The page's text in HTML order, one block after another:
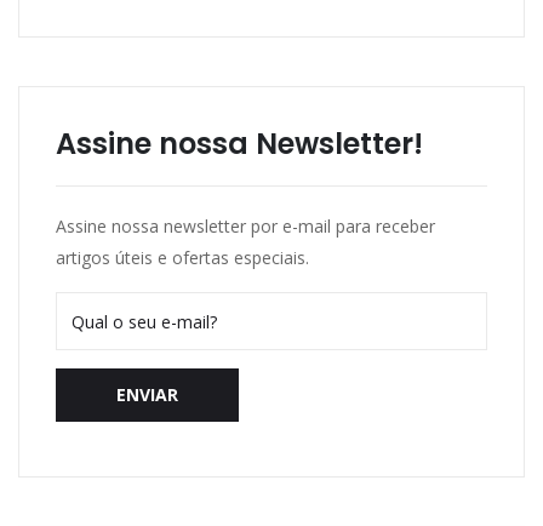
Assine nossa Newsletter!
Assine nossa newsletter por e-mail para receber
artigos úteis e ofertas especiais.
ENVIAR